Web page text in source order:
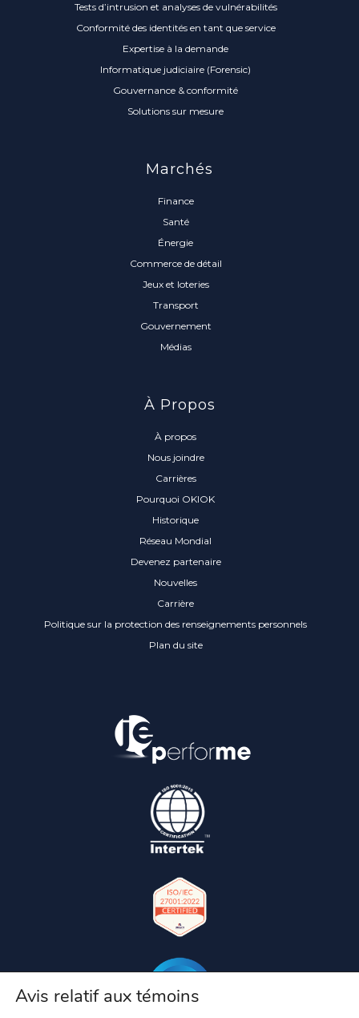
Tests d’intrusion et analyses de vulnérabilités
Conformité des identités en tant que service
Expertise à la demande
Informatique judiciaire (Forensic)
Gouvernance & conformité
Solutions sur mesure
Marchés
Finance
Santé
Énergie
Commerce de détail
Jeux et loteries
Transport
Gouvernement
Médias
À Propos
À propos
Nous joindre
Carrières
Pourquoi OKIOK
Historique
Réseau Mondial
Devenez partenaire
Nouvelles
Carrière
Politique sur la protection des renseignements personnels
Plan du site
Avis relatif aux témoins